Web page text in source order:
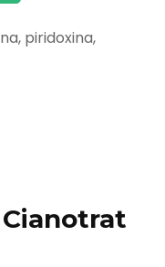
piridoxina,